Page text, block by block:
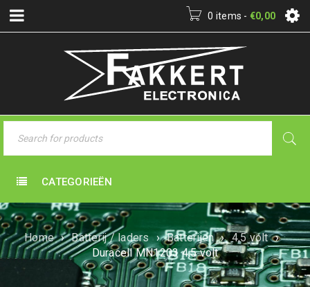
0 items - €0,00
CATEGORIEËN
Home › Batterij / laders › Batterijen › 4,5 volt ›
Duracell MN1203 4,5 volt